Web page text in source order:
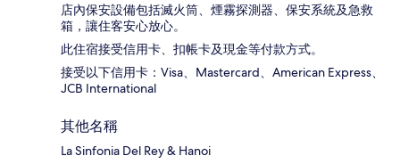
店內保安設備包括滅火筒、煙霧探測器、保安系統及急救
箱，讓住客安心放心。
此住宿接受信用卡、扣帳卡及現金等付款方式。
接受以下信用卡：Visa、Mastercard、American Express、
JCB International
其他名稱
La Sinfonia Del Rey & Hanoi